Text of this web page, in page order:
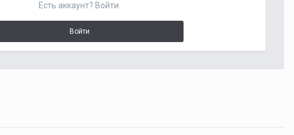
Есть аккаунт? Войти.
Войти